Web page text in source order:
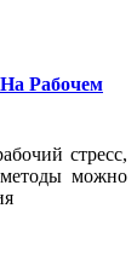
Рабочем
стресс,
методы можно